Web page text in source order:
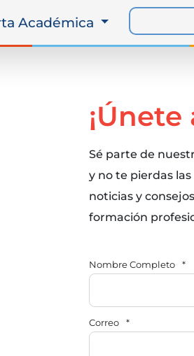
Académica
¡Únete
Sé parte de
y no te pierdas
noticias y
formación
Nombre Completo *
Correo *